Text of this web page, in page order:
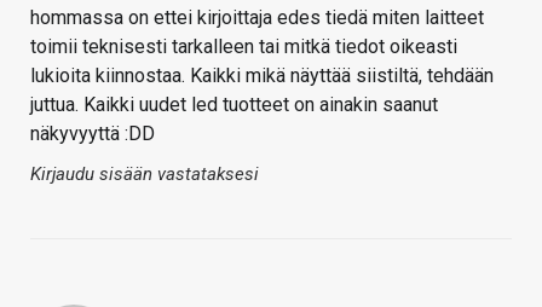
hommassa on ettei kirjoittaja edes tiedä miten laitteet
toimii teknisesti tarkalleen tai mitkä tiedot oikeasti
lukioita kiinnostaa. Kaikki mikä näyttää siistiltä, tehdään
juttua. Kaikki uudet led tuotteet on ainakin saanut
näkyvyyttä :DD
Kirjaudu sisään vastataksesi